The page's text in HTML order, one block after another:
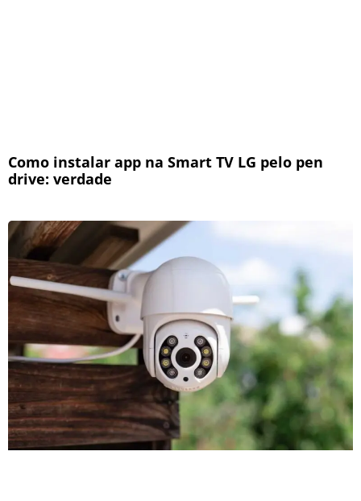
Como instalar app na Smart TV LG pelo pen
drive: verdade